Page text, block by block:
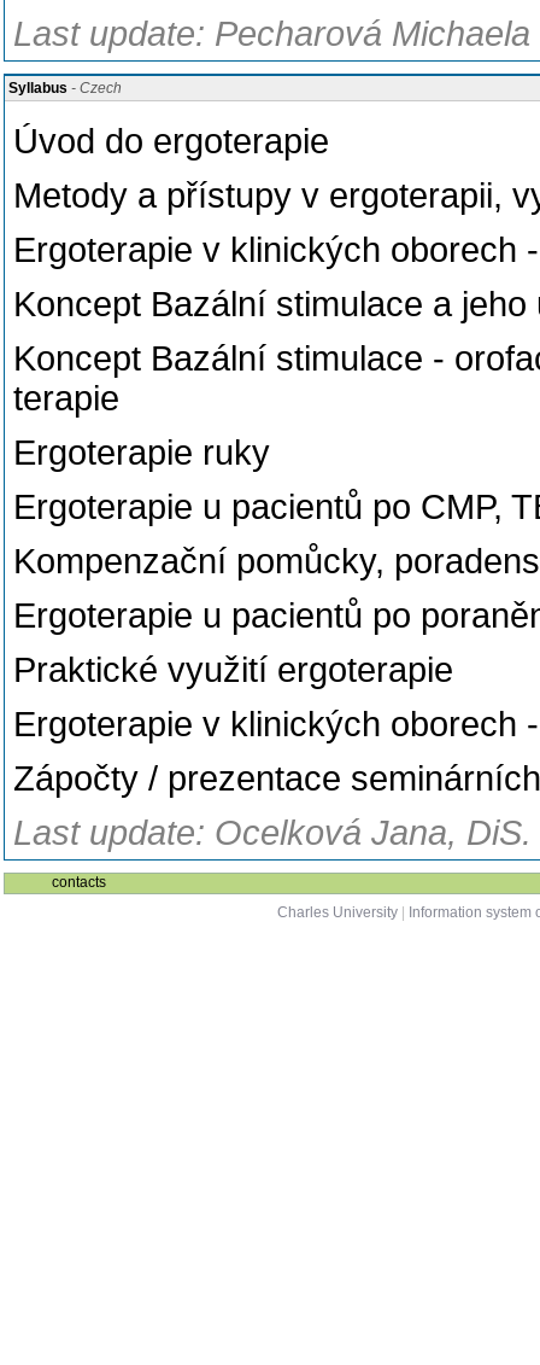
Last update: Pecharová
Syllabus - Czech
Úvod do ergoterapie
Metody a přístupy v ergoterapii,
Ergoterapie v klinických oborech
Koncept Bazální stimulace a
Koncept Bazální stimulace -
terapie
Ergoterapie ruky
Ergoterapie u pacientů po CMP,
Kompenzační pomůcky,
Ergoterapie u pacientů po
Praktické využití ergoterapie
Ergoterapie v klinických oborech
Zápočty / prezentace
Last update: Ocelková Jana,
contacts
Charles University
Information